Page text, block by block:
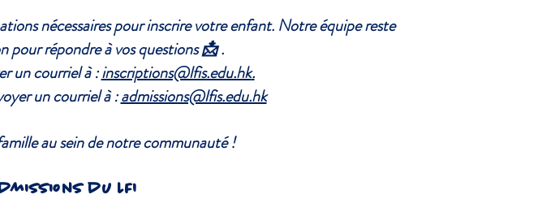
nécessaires pour inscrire votre enfant. Notre équipe reste
pour répondre à vos questions 📩 .
un courriel à :inscriptions@lfis.edu.hk.
un courriel à :admissions@lfis.edu.hk
au sein de notre communauté !
du LFI